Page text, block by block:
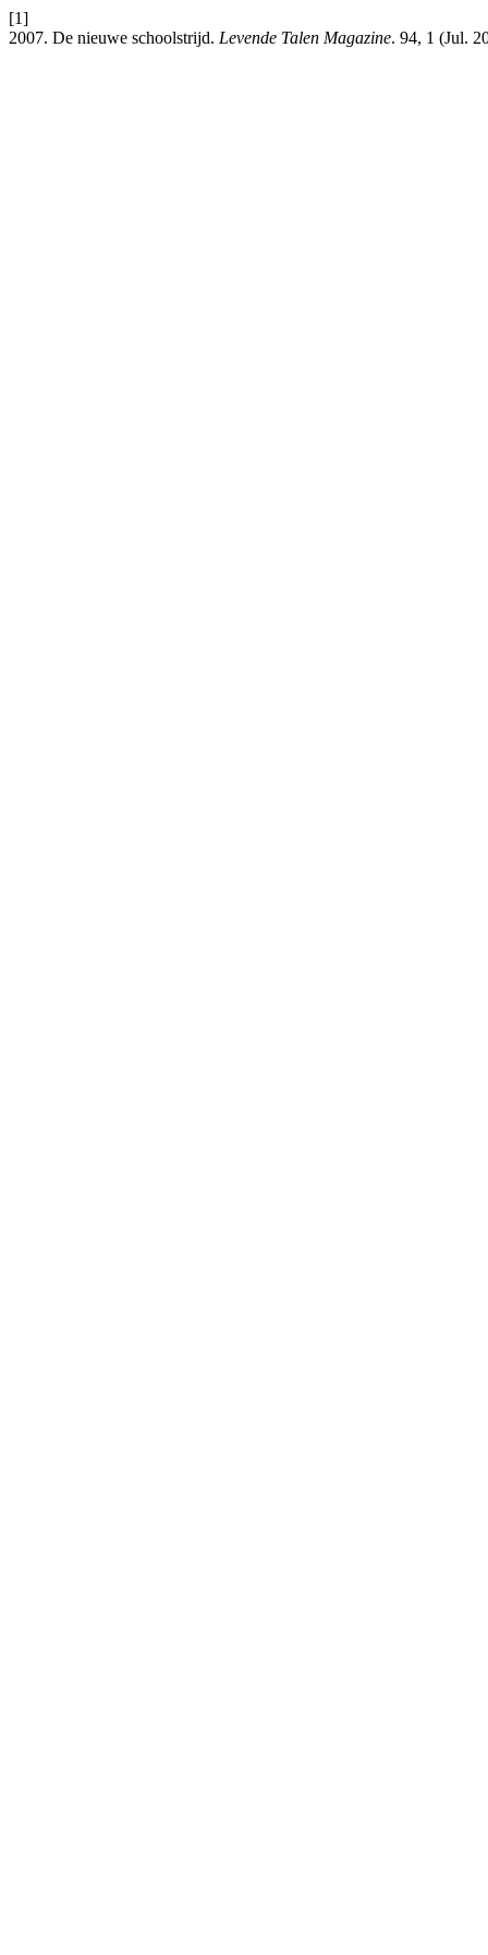
[1]
2007. De nieuwe schoolstrijd. Levende Talen Magazine. 94, 1 (Jul.